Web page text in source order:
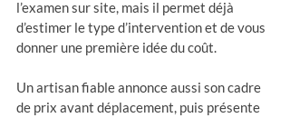
l’examen sur site, mais il permet déjà
d’estimer le type d’intervention et de vous
donner une première idée du coût.
Un artisan fiable annonce aussi son cadre
de prix avant déplacement, puis présente